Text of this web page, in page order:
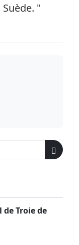
"
de Troie de